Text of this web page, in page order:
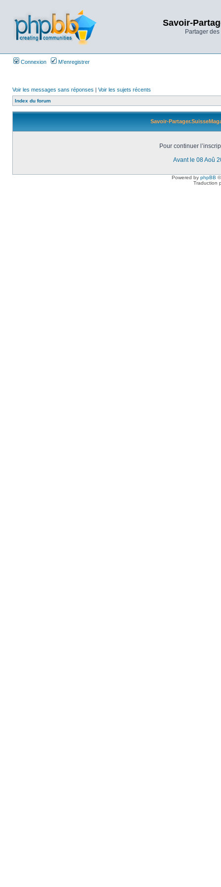
Savoir-
Partager
Connexion M’enregistrer
Voir les messages sans réponses | Voir les sujets récents
Index du forum
Savoir-
Pour continuer
Avant le 08 Aoû
Powered by phpBB
Traduction